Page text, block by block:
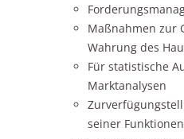
Maßnahmen zur
Wahrung des
Für statistische
Marktanalysen
seiner